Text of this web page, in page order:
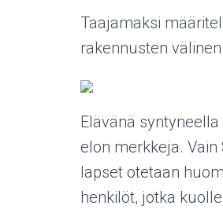
Taajamaksi
rakennusten
Elävänä
elon merkkeja.
lapset otetaan
henkilöt, jotka